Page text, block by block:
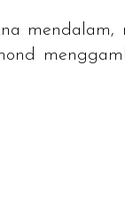
mendalam,